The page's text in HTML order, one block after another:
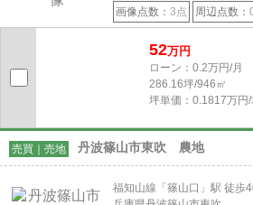
画像点数： 3点 周辺点数：
52万円
ローン：0.2万円/月
286.16坪/946㎡
坪単価：0.1817万円
売買｜売地 丹波篠山市東吹 農地
福知山線「篠山口」駅 徒歩